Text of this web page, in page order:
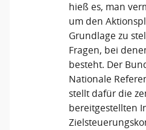
hieß es, man
um den
Grundlage zu
Fragen, bei
besteht. Der
Nationale
stellt dafür die
bereitgestellten